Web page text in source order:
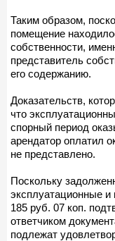
Таким образом,
помещение
собственности,
представитель
его содержанию.
Доказательств,
что
спорный период
арендатор оплатил
не представлено.
Поскольку
эксплуатационные
185 руб. 07 коп.
ответчиком
подлежат